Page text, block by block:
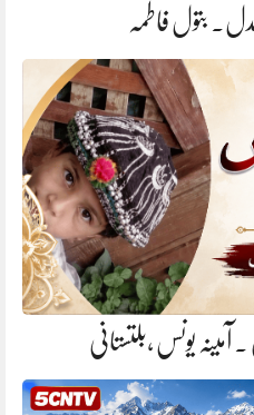
بتول فاطمہ
آمینہ یونس ،بلتستانی